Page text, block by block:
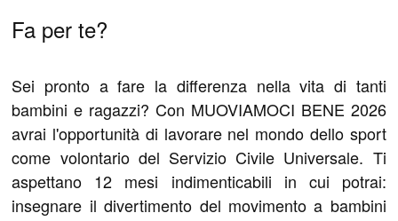
Fa per te?
Sei pronto a fare la differenza nella vita di tanti
bambini e ragazzi? Con MUOVIAMOCI BENE 2026
avrai l'opportunità di lavorare nel mondo dello sport
come volontario del Servizio Civile Universale. Ti
aspettano 12 mesi indimenticabili in cui potrai:
insegnare il divertimento del movimento a bambini